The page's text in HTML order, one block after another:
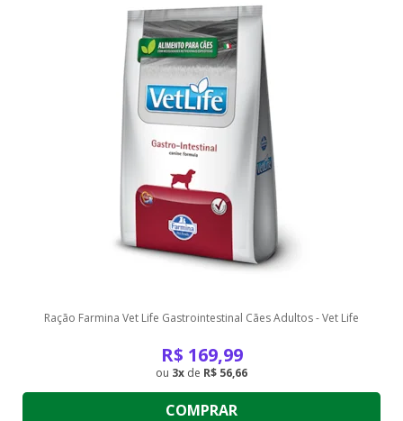
Ração Farmina Vet Life Gastrointestinal Cães Adultos - Vet Life
R$ 169,99
3 de R$ 56,66
COMPRAR